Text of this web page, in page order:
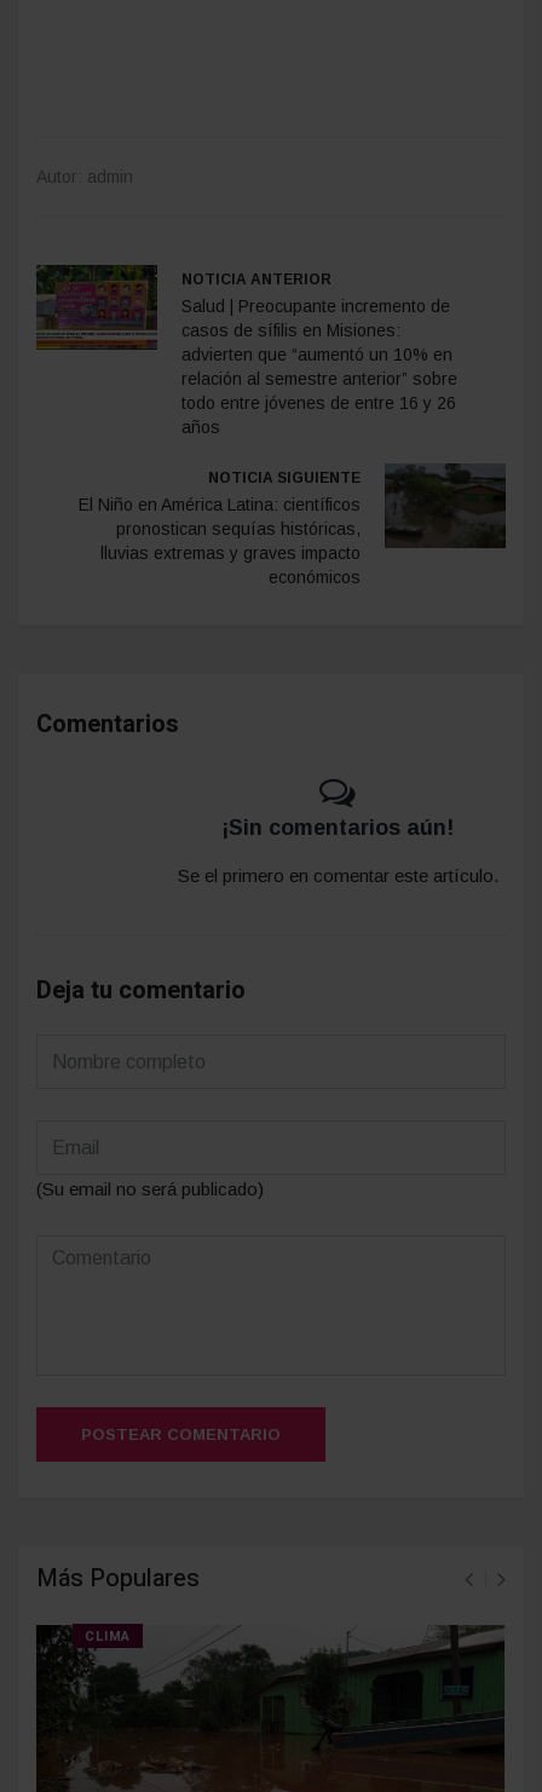
Autor: admin
NOTICIA ANTERIOR
Salud | Preocupante incremento de
casos de sífilis en Misiones:
advierten que “aumentó un 10% en
relación al semestre anterior” sobre
todo entre jóvenes de entre 16 y 26
años
NOTICIA SIGUIENTE
El Niño en América Latina: científicos
pronostican sequías históricas,
lluvias extremas y graves impacto
económicos
Comentarios
¡Sin comentarios aún!
Se el primero en comentar este artículo.
Deja tu comentario
(Su email no será publicado)
POSTEAR COMENTARIO
Más Populares
CLIMA